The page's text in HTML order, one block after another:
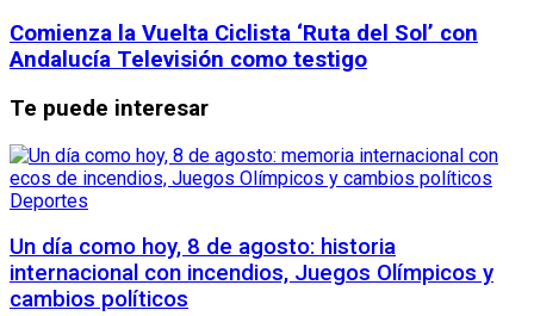
Comienza la Vuelta Ciclista ‘Ruta del Sol’ con
Andalucía Televisión como testigo
Te puede interesar
Deportes
Un día como hoy, 8 de agosto: historia
internacional con incendios, Juegos Olímpicos y
cambios políticos